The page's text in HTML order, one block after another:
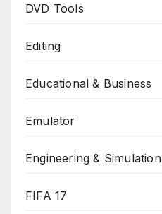
DVD Tools
Editing
Educational & Business
Emulator
Engineering & Simulation
FIFA 17